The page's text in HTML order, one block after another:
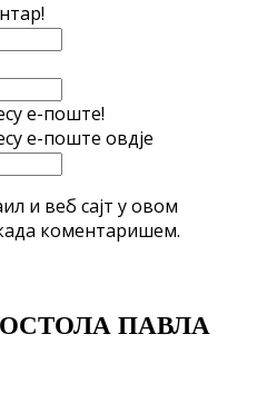
е-поште!
е-поште овдје
и веб сајт у овом
коментаришем.
ПАВЛА